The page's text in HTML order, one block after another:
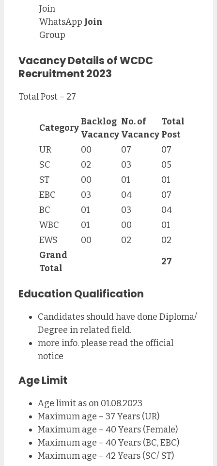
Join
WhatsApp
Group
Join
Vacancy Details of WCDC
Recruitment 2023
Total Post – 27
Category
Backlog
Vacancy
No. of
Vacancy
Total
Post
UR
00 07
07
SC
02 03
05
ST
00 01
01
EBC
03 04
07
BC
01 03
04
WBC
01 00
01
EWS
00 02
02
Grand
Total
27
Education Qualification
Candidates should have done Diploma/
Degree in related field.
more info. please read the official
notice
Age Limit
Age limit as on 01.08.2023
Maximum age – 37 Years (UR)
Maximum age – 40 Years (Female)
Maximum age – 40 Years (BC, EBC)
Maximum age – 42 Years (SC/ ST)